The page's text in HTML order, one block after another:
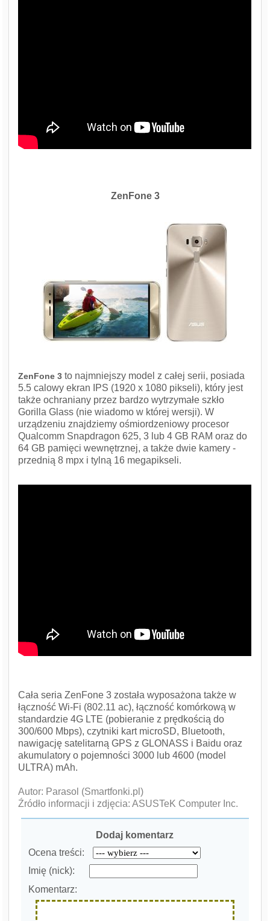
ZenFone 3
ZenFone 3 to najmniejszy model z całej serii, posiada
5.5 calowy ekran IPS (1920 x 1080 pikseli), który jest
także ochraniany przez bardzo wytrzymałe szkło
Gorilla Glass (nie wiadomo w której wersji). W
urządzeniu znajdziemy ośmiordzeniowy procesor
Qualcomm Snapdragon 625, 3 lub 4 GB RAM oraz do
64 GB pamięci wewnętrznej, a także dwie kamery -
przednią 8 mpx i tylną 16 megapikseli.
Cała seria ZenFone 3 została wyposażona także w
łączność Wi-Fi (802.11 ac), łączność komórkową w
standardzie 4G LTE (pobieranie z prędkością do
300/600 Mbps), czytniki kart microSD, Bluetooth,
nawigację satelitarną GPS z GLONASS i Baidu oraz
akumulatory o pojemności 3000 lub 4600 (model
ULTRA) mAh.
Autor: Parasol (Smartfonki.pl)
Źródło informacji i zdjęcia: ASUSTeK Computer Inc.
Dodaj komentarz
Ocena treści:
Imię (nick):
Komentarz: